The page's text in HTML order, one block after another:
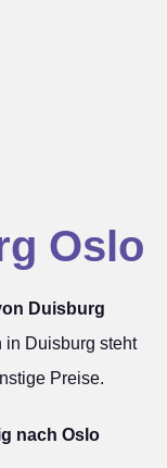
Oslo
Duisburg
in Duisburg steht
Preise.
nach Oslo